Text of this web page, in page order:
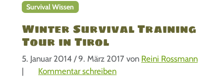
Survival Wissen
Winter Survival Training
Tour in Tirol
5. Januar 2014 / 9. März 2017 von Reini Rossmann
|
Kommentar schreiben